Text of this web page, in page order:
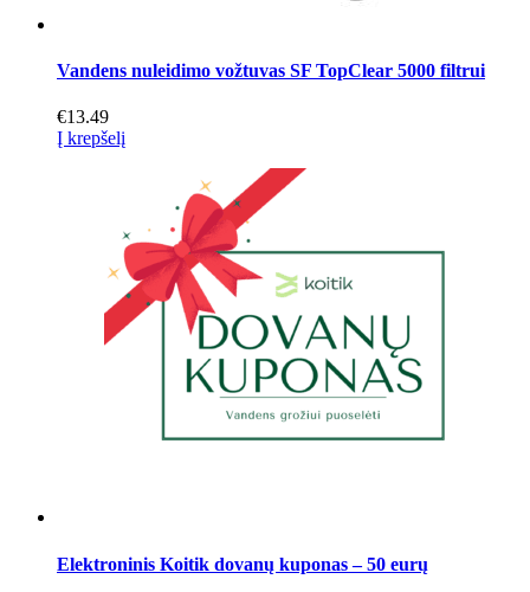
Vandens nuleidimo vožtuvas SF TopClear 5000 filtrui
€13.49
Į krepšelį
Elektroninis Koitik dovanų kuponas – 50 eurų